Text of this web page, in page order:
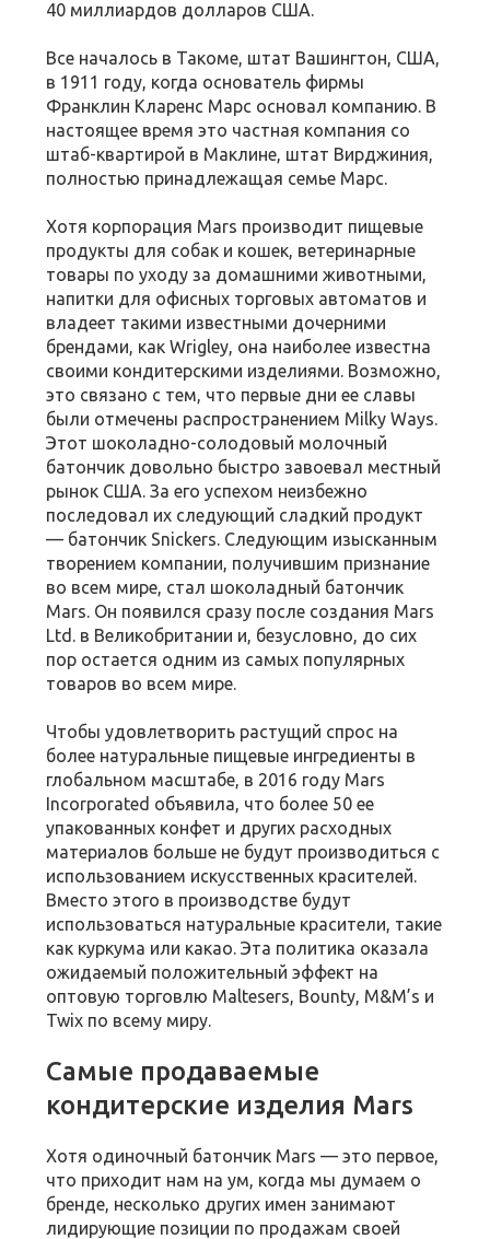
40 миллиардов долларов США.
Все началось в Такоме, штат Вашингтон, США,
в 1911 году, когда основатель фирмы
Франклин Кларенс Марс основал компанию. В
настоящее время это частная компания со
штаб-квартирой в Маклине, штат Вирджиния,
полностью принадлежащая семье Марс.
Хотя корпорация Mars производит пищевые
продукты для собак и кошек, ветеринарные
товары по уходу за домашними животными,
напитки для офисных торговых автоматов и
владеет такими известными дочерними
брендами, как Wrigley, она наиболее известна
своими кондитерскими изделиями. Возможно,
это связано с тем, что первые дни ее славы
были отмечены распространением Milky Ways.
Этот шоколадно-солодовый молочный
батончик довольно быстро завоевал местный
рынок США. За его успехом неизбежно
последовал их следующий сладкий продукт
— батончик Snickers. Следующим изысканным
творением компании, получившим признание
во всем мире, стал шоколадный батончик
Mars. Он появился сразу после создания Mars
Ltd. в Великобритании и, безусловно, до сих
пор остается одним из самых популярных
товаров во всем мире.
Чтобы удовлетворить растущий спрос на
более натуральные пищевые ингредиенты в
глобальном масштабе, в 2016 году Mars
Incorporated объявила, что более 50 ее
упакованных конфет и других расходных
материалов больше не будут производиться с
использованием искусственных красителей.
Вместо этого в производстве будут
использоваться натуральные красители, такие
как куркума или какао. Эта политика оказала
ожидаемый положительный эффект на
оптовую торговлю Maltesers, Bounty, M&M’s и
Twix по всему миру.
Самые продаваемые
кондитерские изделия Mars
Хотя одиночный батончик Mars — это первое,
что приходит нам на ум, когда мы думаем о
бренде, несколько других имен занимают
лидирующие позиции по продажам своей